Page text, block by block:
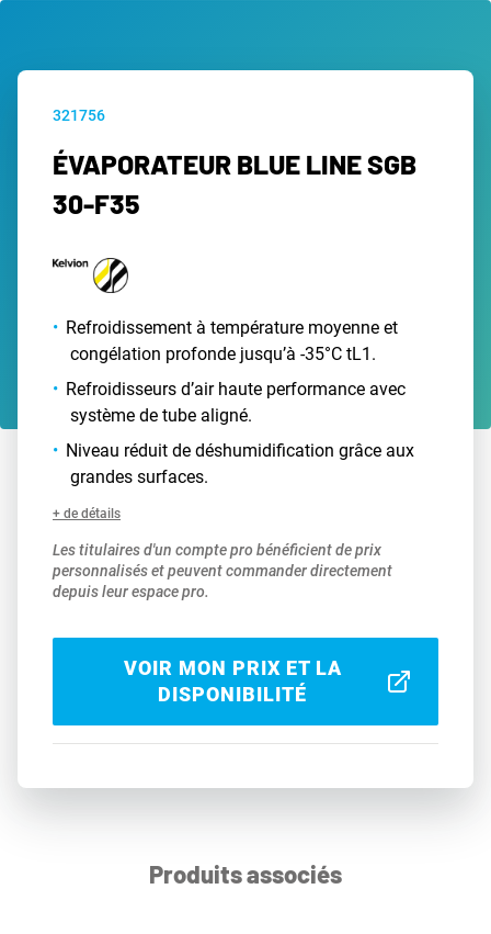
321756
ÉVAPORATEUR BLUE LINE SGB
30-F35
Refroidissement à température moyenne et
congélation profonde jusqu’à -35°C tL1.
Refroidisseurs d’air haute performance avec
système de tube aligné.
Niveau réduit de déshumidification grâce aux
grandes surfaces.
+ de détails
Les titulaires d'un compte pro bénéficient de prix
personnalisés et peuvent commander directement
depuis leur espace pro.
VOIR MON PRIX ET LA
DISPONIBILITÉ
Produits associés